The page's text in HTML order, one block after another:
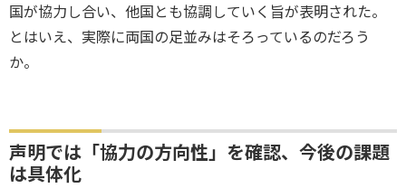
国が協力し合い、他国とも協調していく旨が表明された。
とはいえ、実際に両国の足並みはそろっているのだろう
か。
声明では「協力の方向性」を確認、今後の課題
は具体化